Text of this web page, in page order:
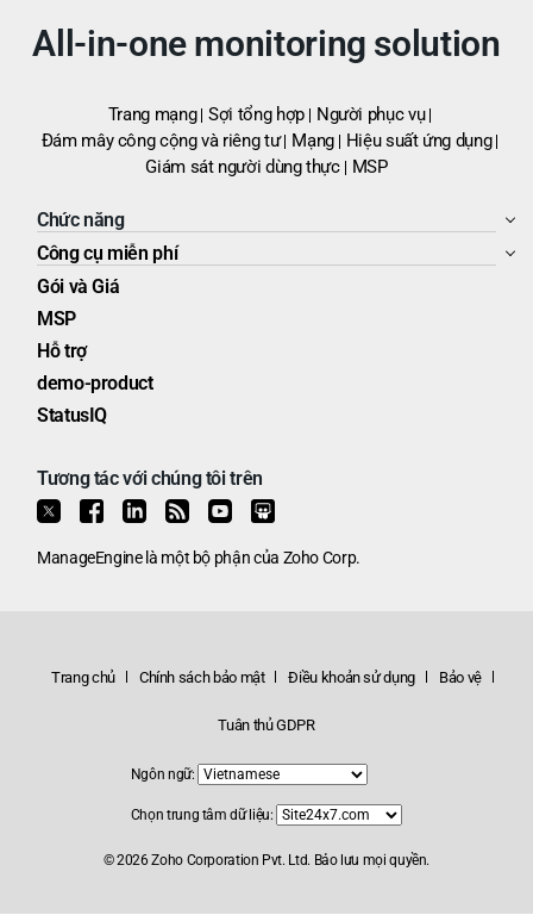
All-in-one monitoring solution
Trang mạng Sợi tổng hợp
Người phục vụ
Đám mây công cộng và riêng tư Mạng
Hiệu suất ứng dụng
Giám sát người dùng thực
MSP
Chức năng
Công cụ miễn phí
Gói và Giá
MSP
Hỗ trợ
demo-product
StatusIQ
Tương tác với chúng tôi trên
ManageEnginelà một bộ phận của Zoho Corp.
Trang chủ Chính sách bảo mật Điều khoản sử dụng Bảo vệ
Tuân thủ GDPR
Ngôn ngữ:
Chọn trung tâm dữ liệu:
© 2026Zoho Corporation Pvt. Ltd. Bảo lưu mọi quyền.